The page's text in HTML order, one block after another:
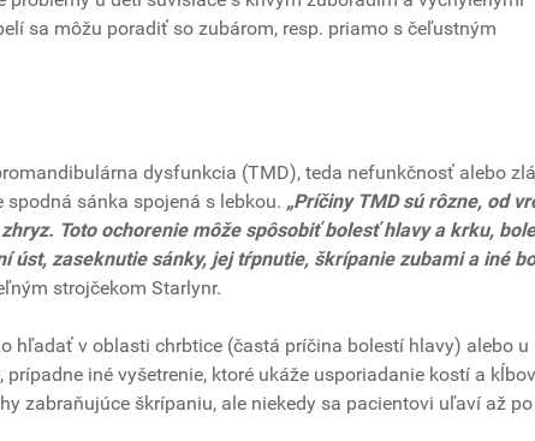
sa môžu poradiť so zubárom, resp. priamo s čeľustným
dysfunkcia (TMD), teda nefunkčnosť alebo zlá
sánka spojená s lebkou. „Príčiny TMD sú rôzne, od
Toto ochorenie môže spôsobiť bolesť hlavy a krku,
úst, zaseknutie sánky, jej tŕpnutie, škrípanie zubami a iné
strojčekom Starlynr.
hľadať v oblasti chrbtice (častá príčina bolestí hlavy) alebo u
iné vyšetrenie, ktoré ukáže usporiadanie kostí a
zabraňujúce škrípaniu, ale niekedy sa pacientovi uľaví až po